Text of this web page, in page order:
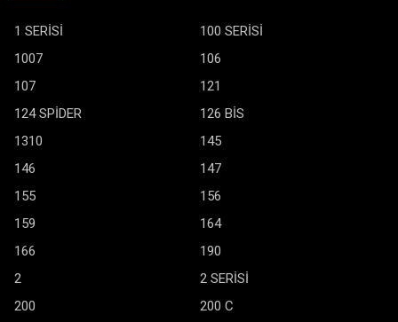
1 SERİSİ
100 SERİSİ
1007
106
107
121
124 SPİDER
126 BİS
1310
145
146
147
155
156
159
164
166
190
2
2 SERİSİ
200
200 C